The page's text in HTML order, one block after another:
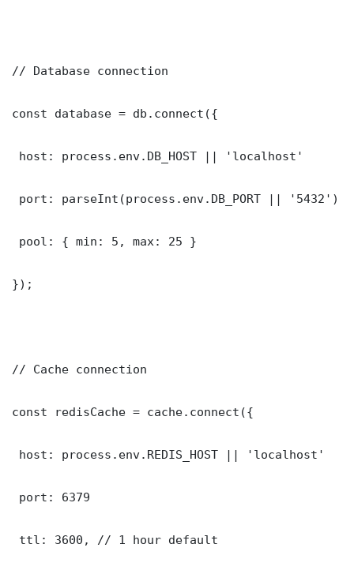
// Database connection
const database = db.connect({
host: process.env.DB_HOST || 'localhost'
port: parseInt(process.env.DB_PORT || '5432')
pool: { min: 5, max: 25 }
});
// Cache connection
const redisCache = cache.connect({
host: process.env.REDIS_HOST || 'localhost'
port: 6379
ttl: 3600, // 1 hour default